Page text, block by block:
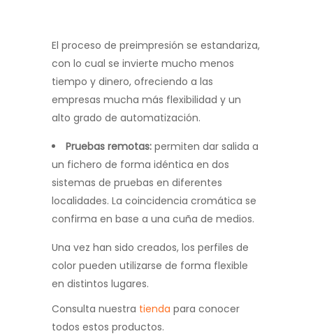
El proceso de preimpresión se estandariza,
con lo cual se invierte mucho menos
tiempo y dinero, ofreciendo a las
empresas mucha más flexibilidad y un
alto grado de automatización.
Pruebas remotas: permiten dar salida a
un fichero de forma idéntica en dos
sistemas de pruebas en diferentes
localidades. La coincidencia cromática se
confirma en base a una cuña de medios.
Una vez han sido creados, los perfiles de
color pueden utilizarse de forma flexible
en distintos lugares.
Consulta nuestra tienda para conocer
todos estos productos.